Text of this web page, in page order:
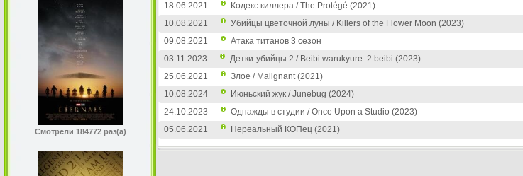
Смотрели 184772 раз(а)
18.06.2021 Кодекс киллера / The Protégé (2021)
10.08.2021
Убийцы цветочной луны / Killers of the Flower Moon (2023)
09.08.2021
Атака титанов 3 сезон
03.11.2023
Детки-убийцы 2 / Beibi warukyure: 2 beibi (2023)
25.06.2021
Злое / Malignant (2021)
10.08.2024
Июньский жук / Junebug (2024)
24.10.2023
Однажды в студии / Once Upon a Studio (2023)
05.06.2021
Нереальный КОПец (2021)